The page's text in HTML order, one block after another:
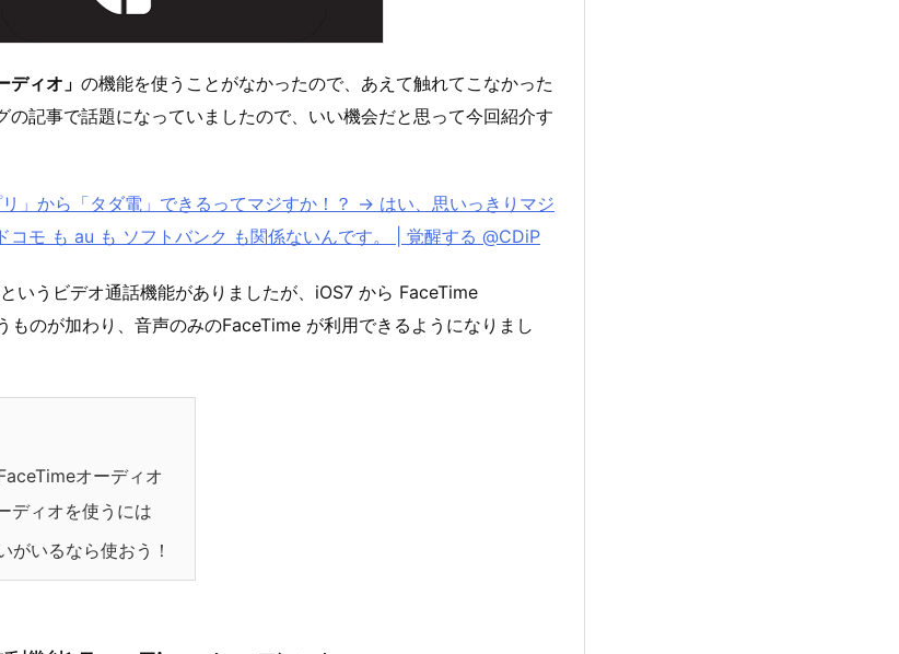
ディオ」 の機能を使うことがなかったので、あえて触れてこなかった
の記事で話題になっていましたので、いい機会だと思って今回紹介す
」から「タダ電」できるってマジすか！？ → はい、思いっきりマジ
コモ も au も ソフトバンク も関係ないんです。 | 覚醒する @CDiP
いうビデオ通話機能がありましたが、iOS7 から FaceTime
ものが加わり、音声のみのFaceTime が利用できるようになりまし
オーディオ
ディオを使うには
がいるなら使おう！